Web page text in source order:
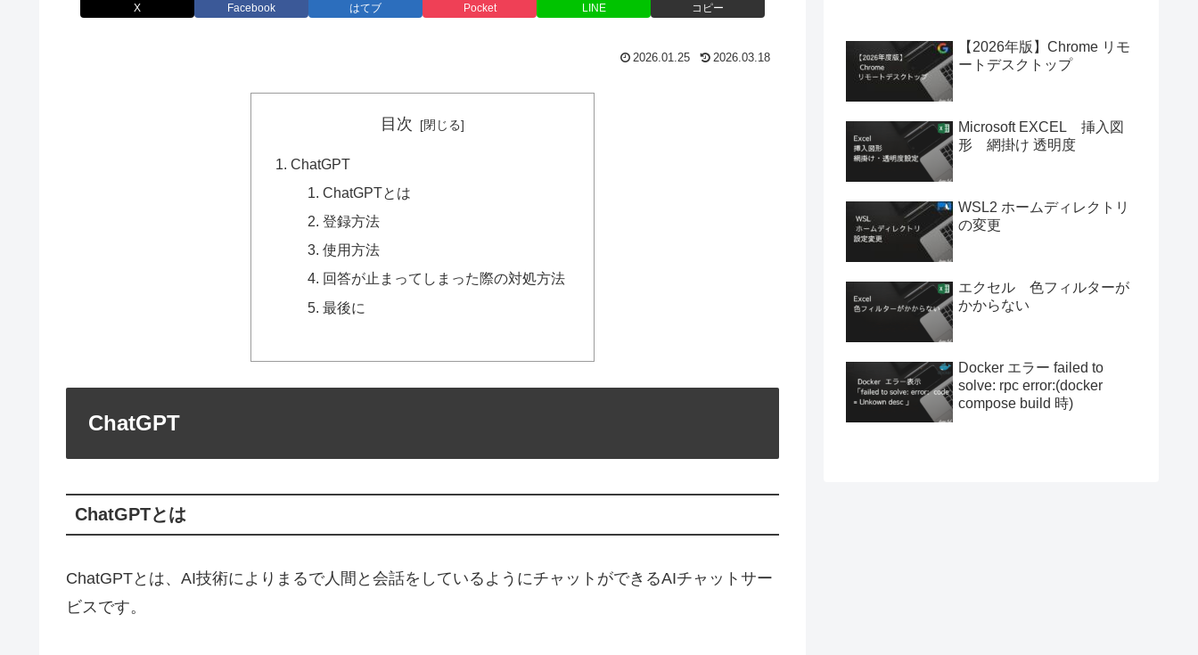
X Facebook はてブ Pocket LINE コピー
2026.01.25 2026.03.18
目次
ChatGPT
ChatGPTとは
登録方法
使用方法
回答が止まってしまった際の対処方法
最後に
ChatGPT
ChatGPTとは
ChatGPTとは、AI技術によりまるで人間と会話をしているようにチャットができるAIチャットサー
ビスです。
【2026年版】Chrome リモ
ートデスクトップ
Microsoft EXCEL 挿入図
形 網掛け 透明度
WSL2 ホームディレクトリ
の変更
エクセル 色フィルターが
かからない
Docker エラー failed to
solve: rpc error:(docker
compose build 時)